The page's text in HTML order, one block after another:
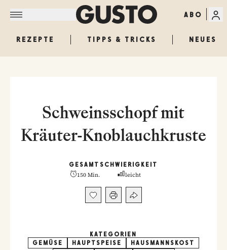
ABO
REZEPTE TIPPS & TRICKS NEUES
Schweinsschopf mit
Kräuter-Knoblauchkruste
GESAMT
150 Min.
SCHWIERIGKEIT
leicht
KATEGORIEN
GEMÜSE
HAUPTSPEISE
HAUSMANNSKOST